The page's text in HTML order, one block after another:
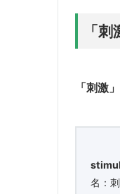
「
「刺激
名：